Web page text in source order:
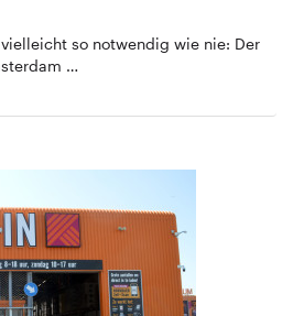
so notwendig wie nie: Der
…